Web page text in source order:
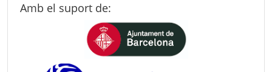
Amb el suport de: